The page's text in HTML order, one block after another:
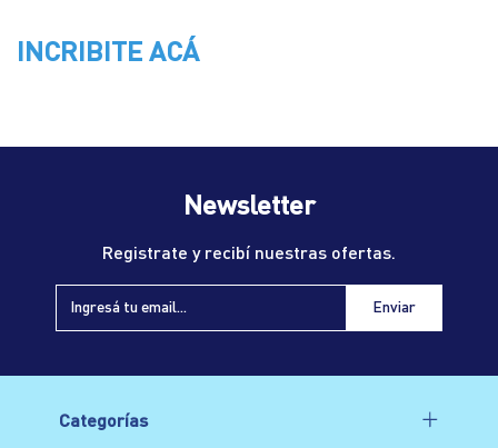
INCRIBITE ACÁ
Newsletter
Registrate y recibí nuestras ofertas.
Categorías